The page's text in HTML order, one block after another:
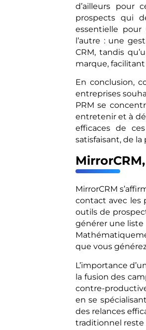
d’ailleurs pour
prospects qui
essentielle pour
l’autre : une
CRM, tandis
marque, facilitant
En conclusion,
entreprises
PRM se
entretenir et à
efficaces de
satisfaisant, de
MirrorCRM
contact avec les
outils de
générer une
que vous
L’importance
la fusion des
contre-
en se
des relances
traditionnel